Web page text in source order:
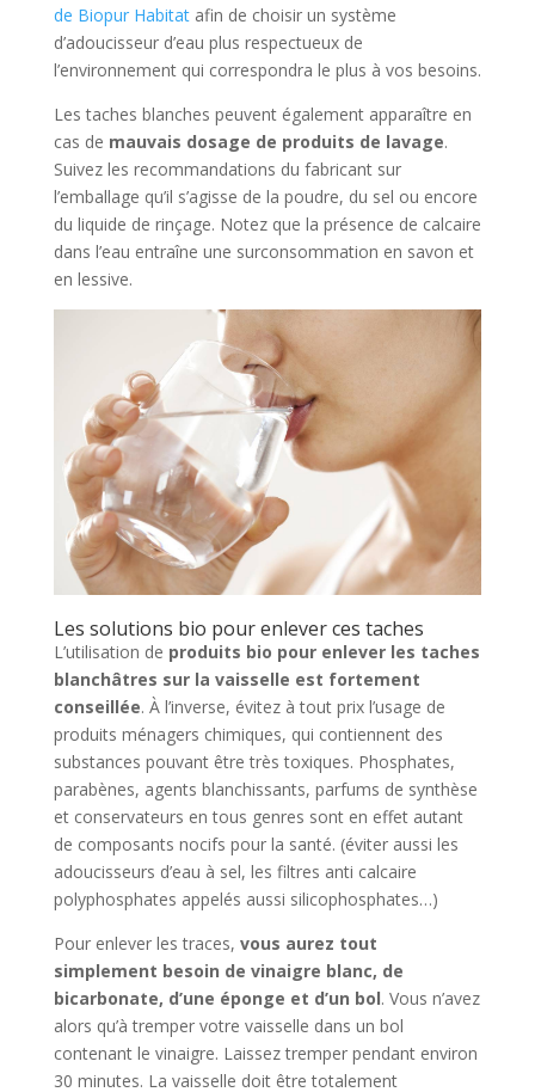
de Biopur Habitatafin de choisir un système
d’adoucisseur d’eau plus respectueux de
l’environnement qui correspondra le plus à vos besoins.
Les taches blanches peuvent également apparaître en
cas de mauvais dosage de produits de lavage.
Suivez les recommandations du fabricant sur
l’emballage qu’il s’agisse de la poudre, du sel ou encore
du liquide de rinçage. Notez que la présence de calcaire
dans l’eau entraîne une surconsommation en savon et
en lessive.
Les solutions bio pour enlever ces taches
L’utilisation de produits bio pour enlever les taches
blanchâtres sur la vaisselle est fortement
conseillée. À l’inverse, évitez à tout prix l’usage de
produits ménagers chimiques, qui contiennent des
substances pouvant être très toxiques. Phosphates,
parabènes, agents blanchissants, parfums de synthèse
et conservateurs en tous genres sont en effet autant
de composants nocifs pour la santé. (éviter aussi les
adoucisseurs d’eau à sel, les filtres anti calcaire
polyphosphates appelés aussi silicophosphates…)
Pour enlever les traces, vous aurez tout
simplement besoin de vinaigre blanc, de
bicarbonate, d’une éponge et d’un bol. Vous n’avez
alors qu’à tremper votre vaisselle dans un bol
contenant le vinaigre. Laissez tremper pendant environ
30 minutes. La vaisselle doit être totalement